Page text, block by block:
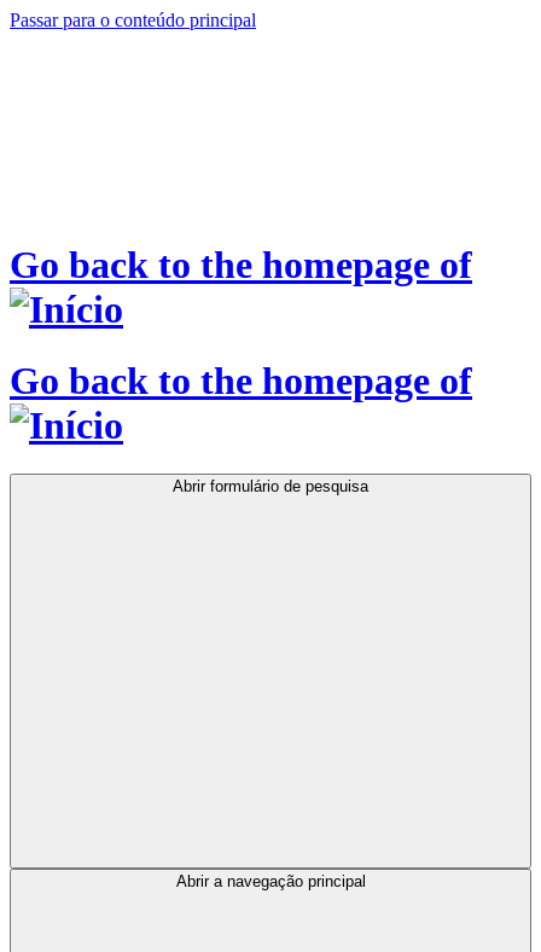
Passar para o conteúdo principal
Go back to the homepage of
Go back to the homepage of
Abrir formulário de pesquisa
Abrir a navegação principal